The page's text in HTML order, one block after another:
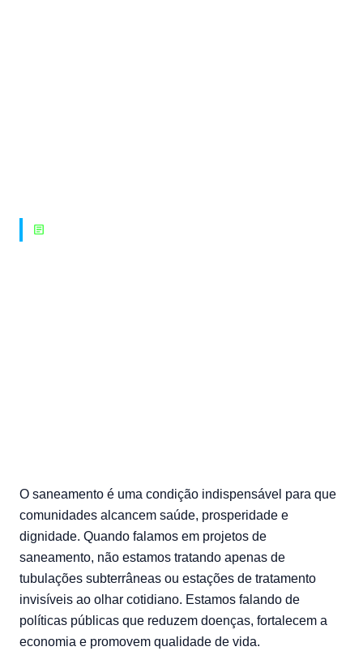
article
O saneamento é uma condição indispensável para que
comunidades alcancem saúde, prosperidade e
dignidade. Quando falamos em projetos de
saneamento, não estamos tratando apenas de
tubulações subterrâneas ou estações de tratamento
invisíveis ao olhar cotidiano. Estamos falando de
políticas públicas que reduzem doenças, fortalecem a
economia e promovem qualidade de vida.